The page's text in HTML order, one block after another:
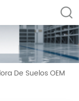
De Suelos OEM